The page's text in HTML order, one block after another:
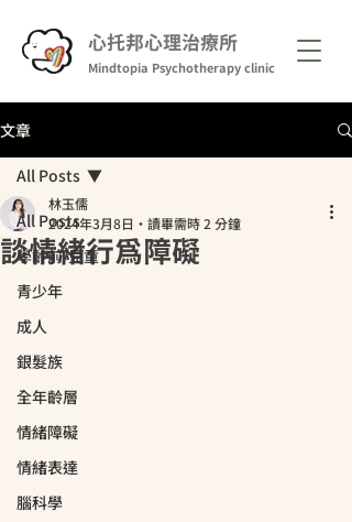
心托邦心理治療所
Mindtopia Psychotherapy clinic
文章
All Posts
學齡前/兒童
青少年
成人
銀髮族
全年齡層
情緒障礙
情緒表達
腦科學
All Posts
談情緒行為障礙
林玉儒
2024年3月8日
讀畢需時 2 分鐘